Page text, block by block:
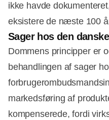
ikke havde
eksistere de næste 100
Sager hos den
Dommens principper er
behandlingen af sager
markedsføring af
kompenserede, fordi